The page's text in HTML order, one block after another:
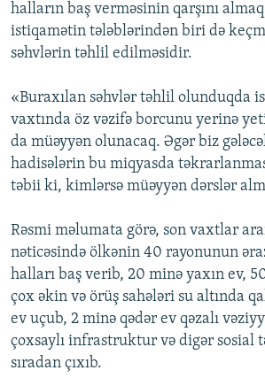
halların baş verməsinin qarşını
istiqamətin tələblərindən biri də
səhvlərin təhlil edilməsidir.
«Buraxılan səhvlər təhlil olunduqda
vaxtında öz vəzifə borcunu yerinə
da müəyyən olunacaq. Əgər biz
hadisələrin bu miqyasda
təbii ki, kimlərsə müəyyən dərslər
Rəsmi məlumata görə, son vaxtlar
nəticəsində ölkənin 40 rayonunun
halları baş verib, 20 minə yaxın ev,
çox əkin və örüş sahələri su altında
ev uçub, 2 minə qədər ev qəzalı
çoxsaylı infrastruktur və digər sosial
sıradan çıxıb.